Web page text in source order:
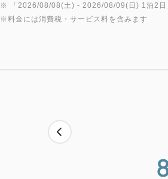
※ 「 2026/08/08(土) - 2026/08/09(日) 1泊2日
※料金には消費税・サービス料を含みます